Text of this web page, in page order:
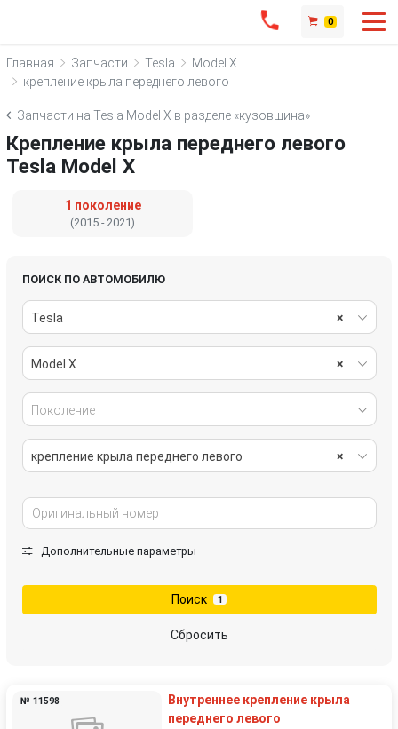
0
Главная Запчасти Tesla
Model X
крепление крыла переднего левого
Запчасти на Tesla Model X в разделе «кузовщина»
Крепление крыла переднего левого
Tesla Model X
1 поколение
(2015 - 2021)
ПОИСК ПО АВТОМОБИЛЮ
×
Tesla
×
Model X
Поколение
×
крепление крыла переднего левого
Дополнительные параметры
Поиск 1
Сбросить
№ 11598
Внутреннее крепление крыла
переднего левого